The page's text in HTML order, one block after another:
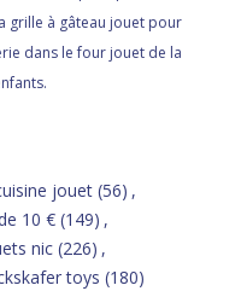
grille à gâteau jouet pour
dans le four jouet de la
jouet (56) ,
10 € (149) ,
nic (226) ,
toys (180)